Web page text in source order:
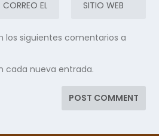
los siguientes comentarios a
cada nueva entrada.